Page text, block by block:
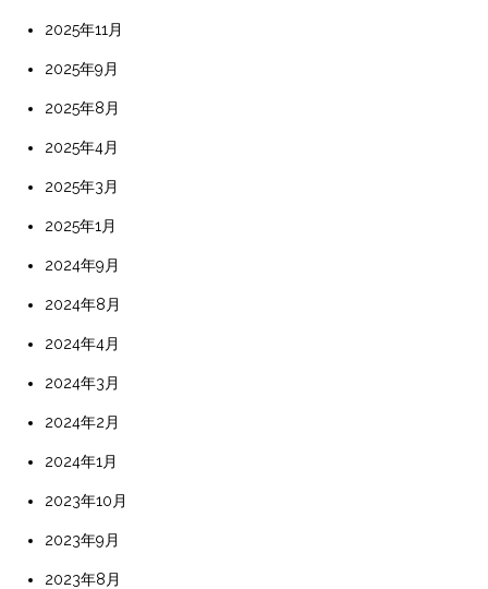
2025年11月
2025年9月
2025年8月
2025年4月
2025年3月
2025年1月
2024年9月
2024年8月
2024年4月
2024年3月
2024年2月
2024年1月
2023年10月
2023年9月
2023年8月